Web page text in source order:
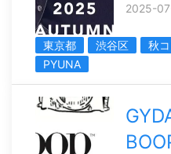
2025-
東京都 渋谷区 秋
PYUNA